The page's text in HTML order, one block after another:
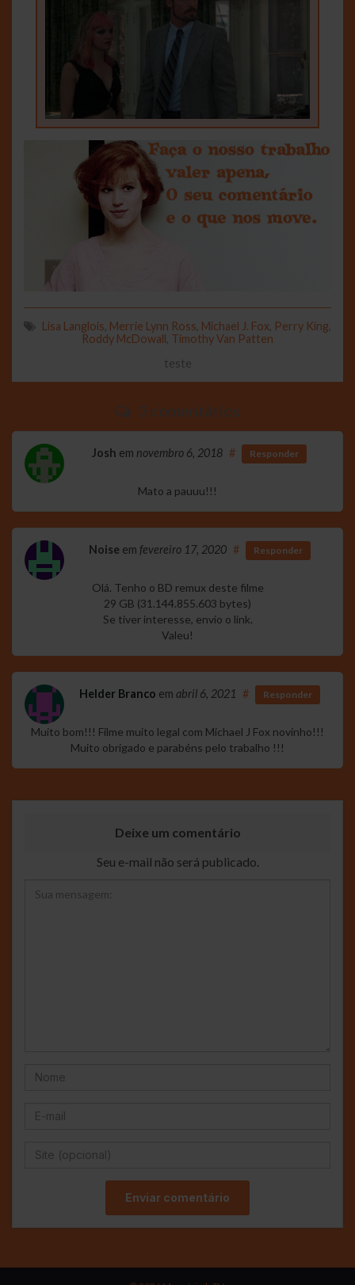
Lisa Langlois Merrie Lynn Ross Michael J. Fox Perry King
Roddy McDowall Timothy Van Patten
teste
3 comentários
Josh em novembro 6, 2018 # Responder
Mato a pauuu!!!
Noise em fevereiro 17, 2020 # Responder
Olá. Tenho o BD remux deste filme
29 GB (31.144.855.603 bytes)
Se tiver interesse, envio o link.
Valeu!
Helder Branco em abril 6, 2021 # Responder
Muito bom!!! Filme muito legal com Michael J Fox novinho!!!
Muito obrigado e parabéns pelo trabalho !!!
Deixe um comentário
Seu e-mail não será publicado.